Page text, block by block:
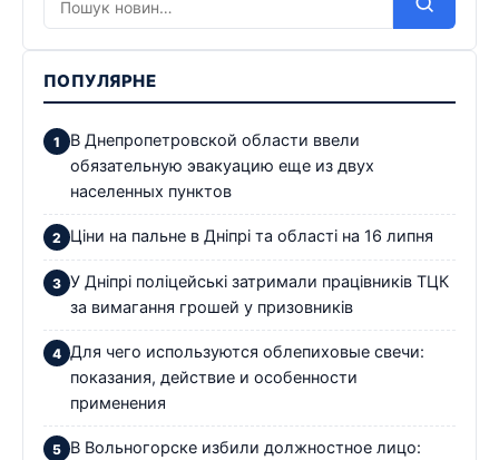
ПОПУЛЯРНЕ
В Днепропетровской области ввели
обязательную эвакуацию еще из двух
населенных пунктов
Ціни на пальне в Дніпрі та області на 16 липня
У Дніпрі поліцейські затримали працівників ТЦК
за вимагання грошей у призовників
Для чего используются облепиховые свечи:
показания, действие и особенности
применения
В Вольногорске избили должностное лицо: